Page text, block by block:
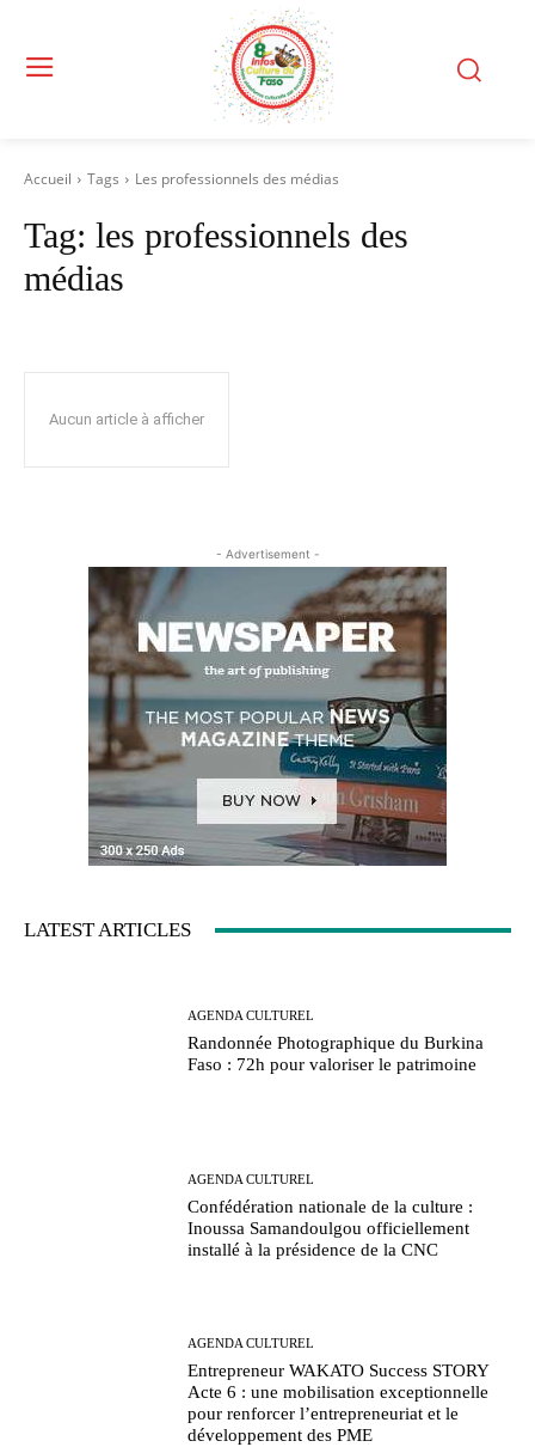
Accueil Tags Les professionnels des médias
Tag: les professionnels des
médias
Aucun article à afficher
- Advertisement -
LATEST ARTICLES
AGENDA CULTUREL
Randonnée Photographique du Burkina
Faso : 72h pour valoriser le patrimoine
AGENDA CULTUREL
Confédération nationale de la culture :
Inoussa Samandoulgou officiellement
installé à la présidence de la CNC
AGENDA CULTUREL
Entrepreneur WAKATO Success STORY
Acte 6 : une mobilisation exceptionnelle
pour renforcer l’entrepreneuriat et le
développement des PME